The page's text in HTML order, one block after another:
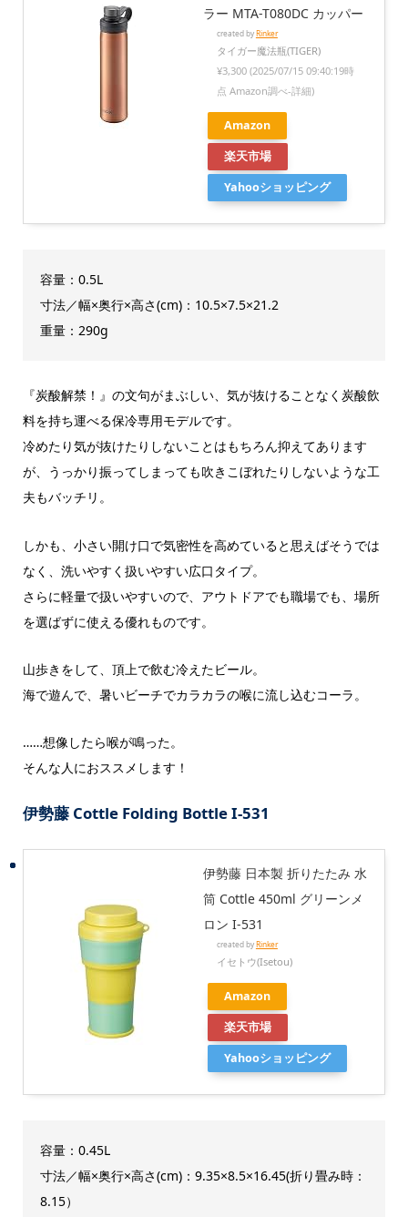
ラー MTA-T080DC カッパー
created byRinker
タイガー魔法瓶(TIGER)
¥3,300 (2025/07/15 09:40:19時
点 Amazon調べ-詳細)
Amazon
楽天市場
Yahooショッピング
容量：0.5L
寸法／幅×奥行×高さ(cm)：10.5×7.5×21.2
重量：290g
『炭酸解禁！』の文句がまぶしい、気が抜けることなく炭酸飲
料を持ち運べる保冷専用モデルです。
冷めたり気が抜けたりしないことはもちろん抑えてあります
が、うっかり振ってしまっても吹きこぼれたりしないような工
夫もバッチリ。
しかも、小さい開け口で気密性を高めていると思えばそうでは
なく、洗いやすく扱いやすい広口タイプ。
さらに軽量で扱いやすいので、アウトドアでも職場でも、場所
を選ばずに使える優れものです。
山歩きをして、頂上で飲む冷えたビール。
海で遊んで、暑いビーチでカラカラの喉に流し込むコーラ。
……想像したら喉が鳴った。
そんな人におススメします！
伊勢藤 Cottle Folding Bottle I-531
伊勢藤 日本製 折りたたみ 水
筒 Cottle 450ml グリーンメ
ロン I-531
created byRinker
イセトウ(Isetou)
Amazon
楽天市場
Yahooショッピング
容量：0.45L
寸法／幅×奥行×高さ(cm)：9.35×8.5×16.45(折り畳み時：
8.15）